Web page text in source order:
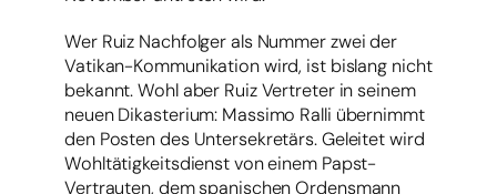
Wer Ruiz Nachfolger als Nummer zwei der
Vatikan-Kommunikation wird, ist bislang nicht
bekannt. Wohl aber Ruiz Vertreter in seinem
neuen Dikasterium: Massimo Ralli übernimmt
den Posten des Untersekretärs. Geleitet wird
Wohltätigkeitsdienst von einem Papst-
Vertrauten, dem spanischen Ordensmann